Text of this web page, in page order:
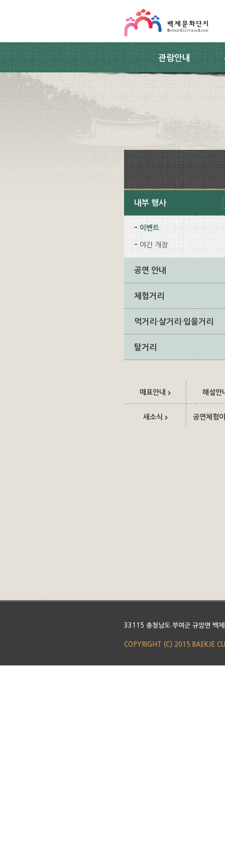
관람안내
내부 행사
이벤트
야간 개장
공연 안내
체험거리
먹거리·살거리·입을거리
탈거리
매표안내 해설안
새소식 공연체험
33115 충청남도 부여군 규암면 백
COPYRIGHT (C) 2015 BAEKJE